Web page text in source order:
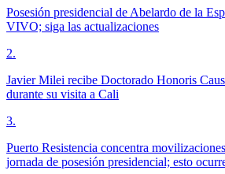
Posesión presidencial de Abelardo de la
VIVO; siga las actualizaciones
2.
Javier Milei recibe Doctorado Honoris
durante su visita a Cali
3.
Puerto Resistencia concentra
jornada de posesión presidencial; esto